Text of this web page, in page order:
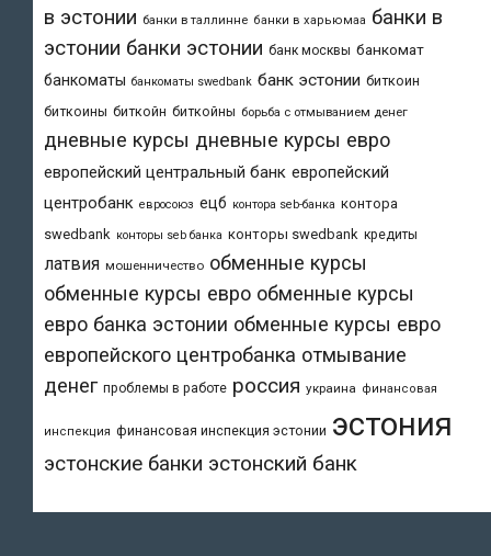
в эстонии банки в таллинне банки в харьюмаа банки в
эстонии банки эстонии банк москвы банкомат
банкоматы банкоматы swedbank банк эстонии биткоин
биткоины биткойн биткойны борьба с отмыванием денег
дневные курсы дневные курсы евро
европейский центральный банк европейский
центробанк евросоюз ецб контора seb-банка контора
swedbank конторы seb банка конторы swedbank кредиты
латвия мошенничество обменные курсы
обменные курсы евро обменные курсы
евро банка эстонии обменные курсы евро
европейского центробанка отмывание
денег проблемы в работе россия украина финансовая
инспекция финансовая инспекция эстонии эстония
эстонские банки эстонский банк